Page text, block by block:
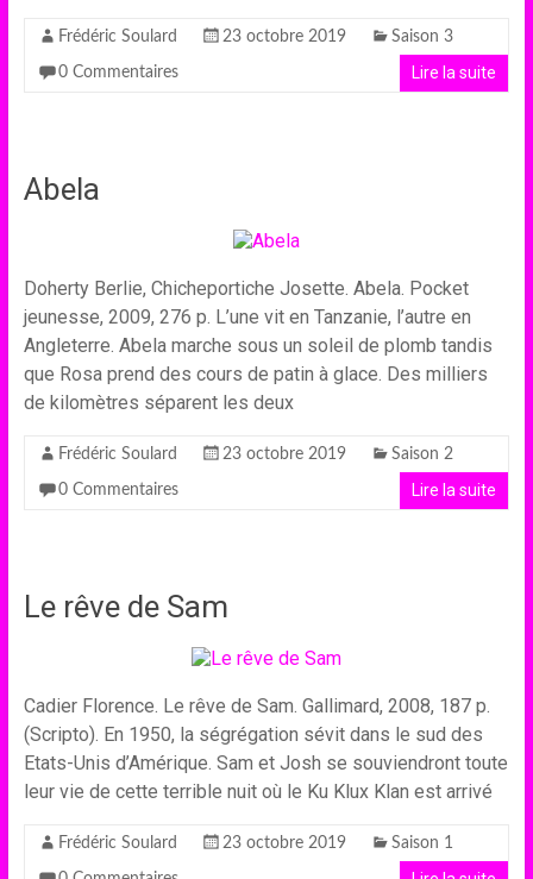
Frédéric Soulard 23 octobre 2019 Saison 3
0 Commentaires Lire la suite
Abela
Doherty Berlie, Chicheportiche Josette. Abela. Pocket
jeunesse, 2009, 276 p. L’une vit en Tanzanie, l’autre en
Angleterre. Abela marche sous un soleil de plomb tandis
que Rosa prend des cours de patin à glace. Des milliers
de kilomètres séparent les deux
Frédéric Soulard 23 octobre 2019 Saison 2
0 Commentaires Lire la suite
Le rêve de Sam
Cadier Florence. Le rêve de Sam. Gallimard, 2008, 187 p.
(Scripto). En 1950, la ségrégation sévit dans le sud des
Etats-Unis d’Amérique. Sam et Josh se souviendront toute
leur vie de cette terrible nuit où le Ku Klux Klan est arrivé
Frédéric Soulard 23 octobre 2019 Saison 1